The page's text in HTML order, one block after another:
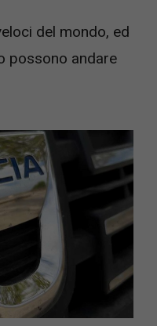
del mondo, ed
possono andare